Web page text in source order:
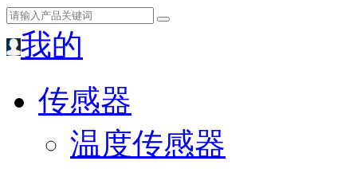
我的
传感器
温度传感器